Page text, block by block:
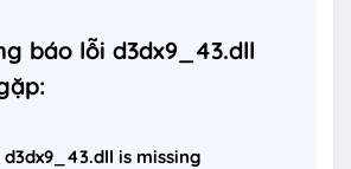
báo lỗi d3dx9_43.dll
is missing